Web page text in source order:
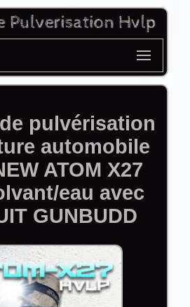
pulvérisation
automobile
ATOM X27
eau avec
GUNBUDD